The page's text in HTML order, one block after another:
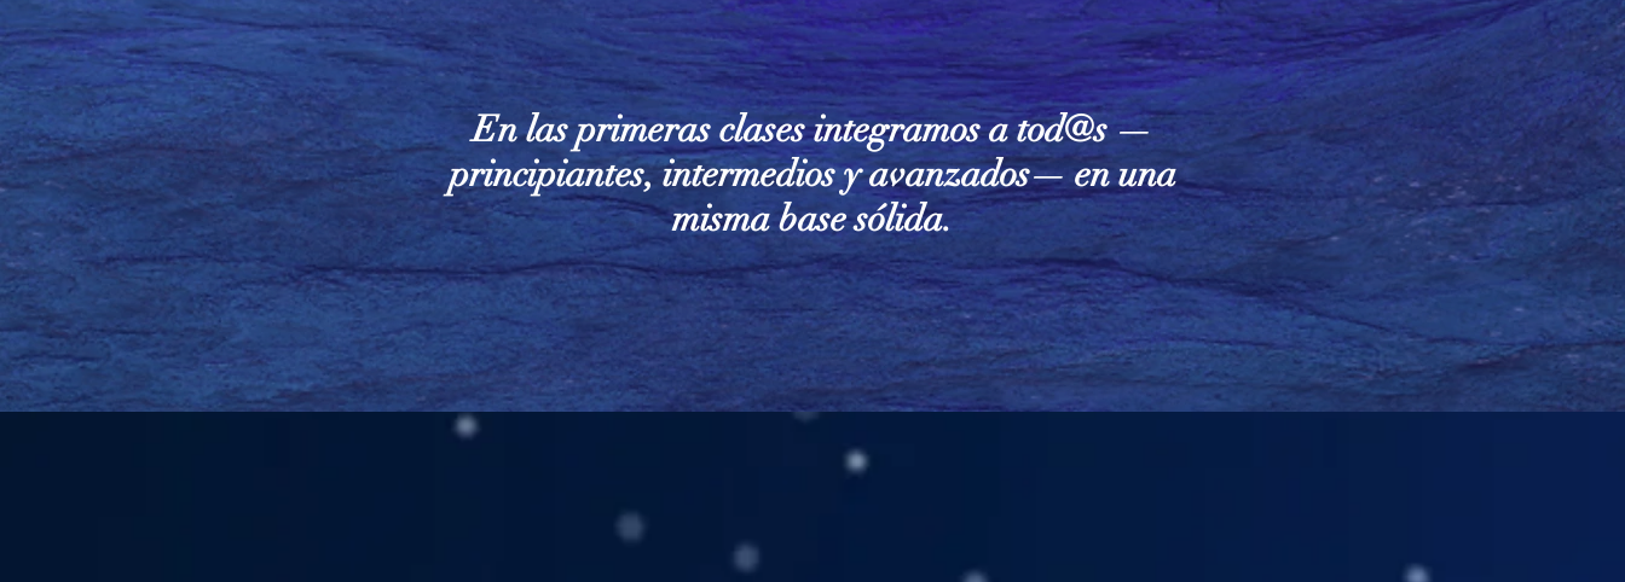
En las primeras clases integramos a tod@s —
principiantes, intermedios y avanzados— en una
misma base sólida.